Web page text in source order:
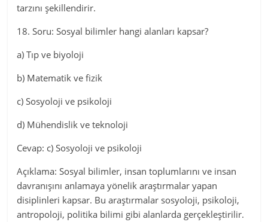
tarzını şekillendirir.
18. Soru: Sosyal bilimler hangi alanları kapsar?
a) Tıp ve biyoloji
b) Matematik ve fizik
c) Sosyoloji ve psikoloji
d) Mühendislik ve teknoloji
Cevap: c) Sosyoloji ve psikoloji
Açıklama: Sosyal bilimler, insan toplumlarını ve insan
davranışını anlamaya yönelik araştırmalar yapan
disiplinleri kapsar. Bu araştırmalar sosyoloji, psikoloji,
antropoloji, politika bilimi gibi alanlarda gerçekleştirilir.